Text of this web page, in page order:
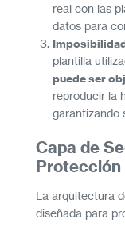
real con las
datos para
plantilla
puede ser
reproducir la
garantizando
Capa de
Protección
La arquitectura
diseñada para